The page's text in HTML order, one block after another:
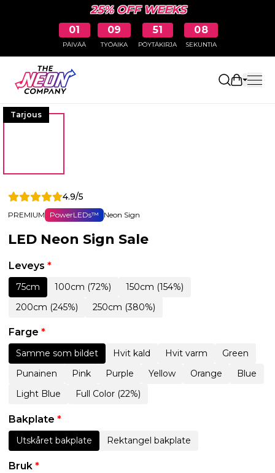
25% OFF WEEKS
01
PÄIVÄÄ
09
TYÖAIKA
51
PÖYTÄKIRJA
08
SEKUNTIA
Avaa
Tarjous
4.9/5
PREMIUM PowerLEDs™ Neon Sign
LED Neon Sign Sale
Leveys *
75cm 100cm (72%)
150cm (154%)
200cm (245%)
250cm (380%)
Farge *
Samme som bildet Hvit kald Hvit varm
Green
Punainen
Pink Purple Yellow Orange
Blue
Light Blue
Full Color (22%)
Bakplate *
Utskåret bakplate Rektangel bakplate
Bruk *